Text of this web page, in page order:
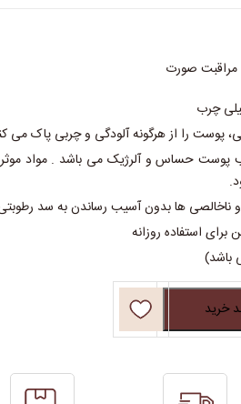
مراقبت صورت
چرب
پوست را از هرگونه آلودگی و چربی پاک می
پوست حساس و آلرژیک می باشد . مواد
و ناخالصی ها بدون آسیب رساندن به سد
برای استفاده روزانه
باشد)
خرید